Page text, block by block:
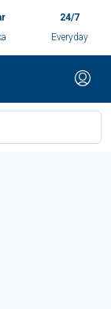
24/7
Everyday